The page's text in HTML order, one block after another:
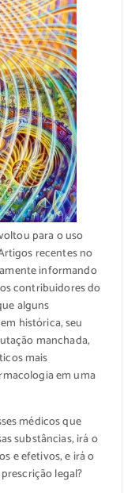
para o uso
recentes no
informando
contribuidores do
alguns
histórica, seu
manchada,
mais
em uma
médicos que
substâncias, irá o
e efetivos, e irá o
legal?